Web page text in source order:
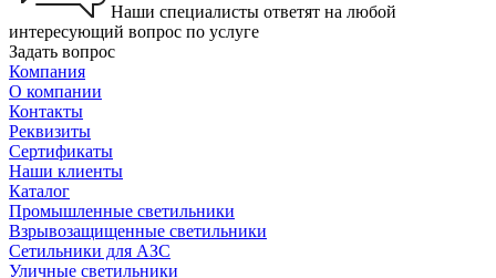
Наши специалисты ответят на любой
интересующий вопрос по услуге
Задать вопрос
Компания
О компании
Контакты
Реквизиты
Сертификаты
Наши клиенты
Каталог
Промышленные светильники
Взрывозащищенные светильники
Сетильники для АЗС
Уличные светильники